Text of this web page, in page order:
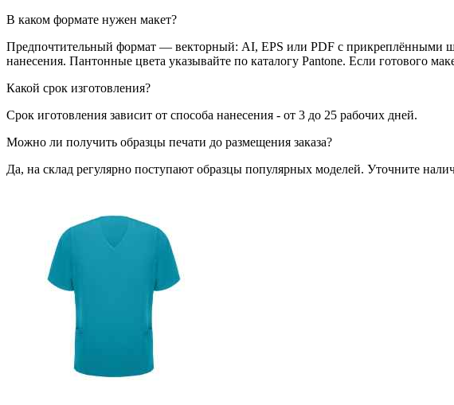
В каком формате нужен макет?
Предпочтительный формат — векторный: AI, EPS или PDF с прикреплёнными
нанесения. Пантонные цвета указывайте по каталогу Pantone. Если готового
Какой срок изготовления?
Срок иготовления зависит от способа нанесения - от 3 до 25 рабочих дней.
Можно ли получить образцы печати до размещения заказа?
Да, на склад регулярно поступают образцы популярных моделей. Уточните